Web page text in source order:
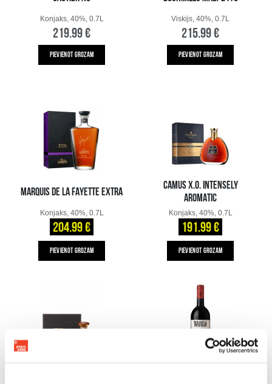
Konjaks, 40%, 0.7L
219.99 €
PIEVIENOT GROZAM
Viskijs, 40%, 0.7L
215.99 €
PIEVIENOT GROZAM
MARQUIS DE LA FAYETTE EXTRA
Konjaks, 40%, 0.7L
204.99 €
PIEVIENOT GROZAM
CAMUS X.O. INTENSELY
AROMATIC
Konjaks, 40%, 0.7L
191.99 €
PIEVIENOT GROZAM